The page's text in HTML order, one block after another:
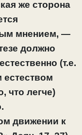
же сторона
мнением, —
должно
(т.е.
что легче)
движении к